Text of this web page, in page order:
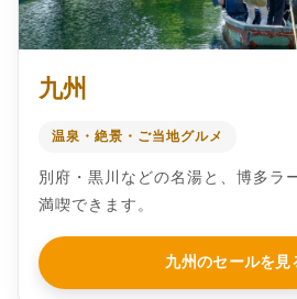
九州
温泉・絶景・ご当地グルメ
別府・黒川などの名湯と、博多ラ
満喫できます。
九州のセールを